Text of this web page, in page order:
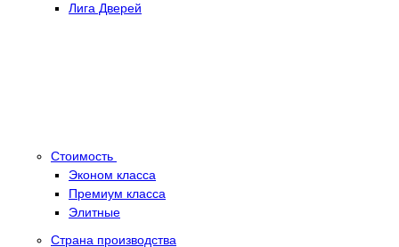
Лига Дверей
Стоимость
Эконом класса
Премиум класса
Элитные
Страна производства